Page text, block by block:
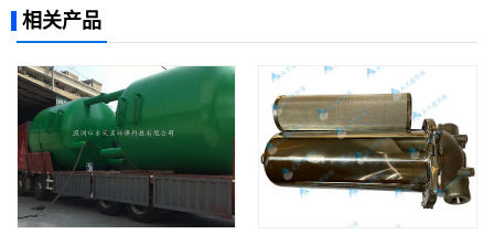
相关产品